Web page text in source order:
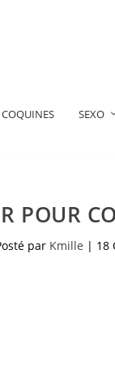
COQUINES SEXO
POUR
par Kmille | 18